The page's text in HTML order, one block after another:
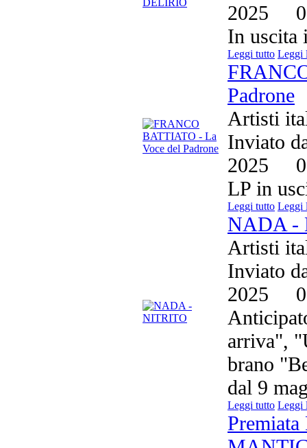
2025 0
In uscita
Leggi tutto Leggi
Padrone
Artisti
Inviato
2025 0
LP in
Leggi tutto Leggi
NADA -
Artisti
Inviato
2025 0
arriva",
brano
dal 9
Leggi tutto Leggi